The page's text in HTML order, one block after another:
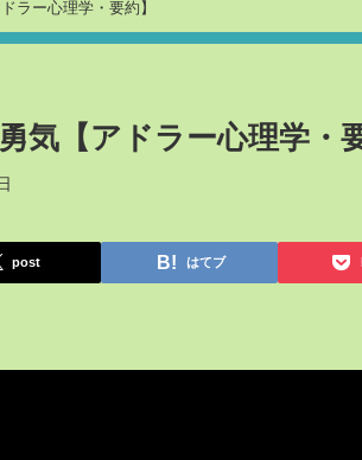
ラー心理学・要約】
気【アドラー心理学・
post はてブ